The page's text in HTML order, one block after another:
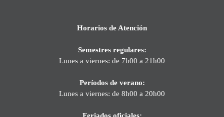
Horarios de Atención
Semestres regulares:
Lunes a viernes: de 7h00 a 21h00
Períodos de verano:
Lunes a viernes: de 8h00 a 20h00
Feriados oficiales: